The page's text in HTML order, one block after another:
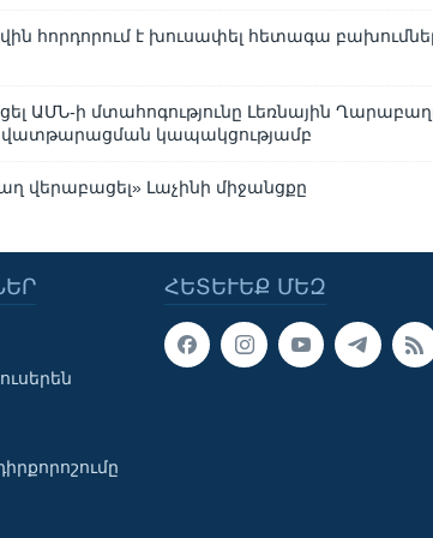
հորդորում է խուսափել հետագա
ԱՄՆ-ի մտահոգությունը Լեռնային
վատթարացման կապակցությամբ
վերաբացել» Լաչինի միջանցքը
ՀԵՏԵՒԵՔ ՄԵԶ